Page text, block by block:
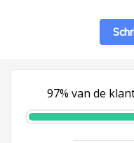
97% van de